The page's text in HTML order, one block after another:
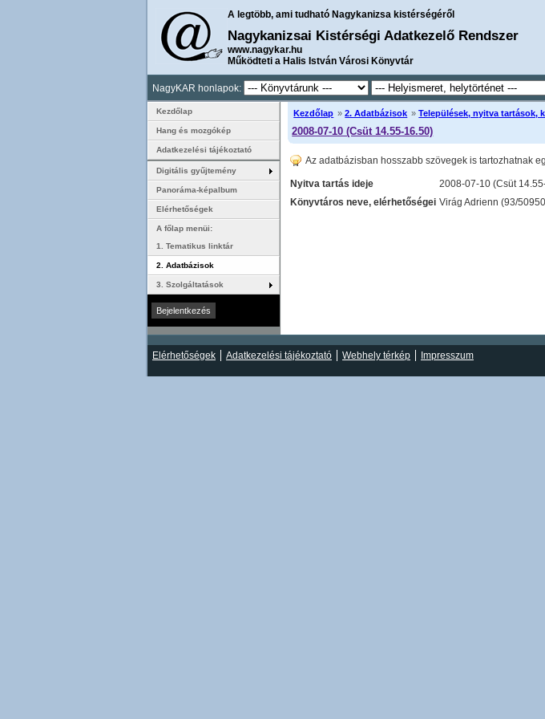
A legtöbb, ami tudható Nagykanizsa kistérségéről
Nagykanizsai Kistérségi Adatkezelő Rendszer
www.nagykar.hu
Működteti a Halis István Városi Könyvtár
NagyKAR honlapok:
Kezdőlap »2. Adatbázisok »Települések, nyitva tartások,
2008-07-10 (Csüt 14.55-16.50)
Az adatbázisban hosszabb szövegek is tartozhatnak
Nyitva tartás ideje
2008-07-10 (Csüt
Könyvtáros neve, elérhetőségei Virág Adrienn (93/
Kezdőlap
Hang és mozgókép
Adatkezelési tájékoztató
Digitális gyűjtemény
Panoráma-képalbum
Elérhetőségek
A főlap menüi:
1. Tematikus linktár
2. Adatbázisok
3. Szolgáltatások
Elérhetőségek Adatkezelési tájékoztató Webhely térkép Impresszum